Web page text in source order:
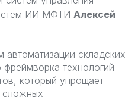
ИИ МФТИ Алексей
автоматизации складских
фреймворка технологий
который упрощает
сложных